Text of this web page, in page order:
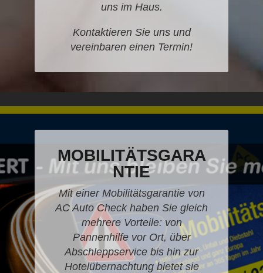
uns im Haus.
Kontaktieren Sie uns und
vereinbaren einen Termin!
MOBILITÄTSGARA
NTIE
Mit einer Mobilitätsgarantie von
AC Auto Check haben Sie gleich
mehrere Vorteile: von
Pannenhilfe vor Ort, über
Abschleppservice bis hin zur
Hotelübernachtung bietet sie